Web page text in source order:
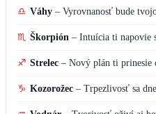
♎ Váhy – Vyrovnanosť bude
♏ Škorpión – Intuícia ti napovie
♐ Strelec – Nový plán ti prinesie
♑ Kozorožec – Trpezlivosť sa